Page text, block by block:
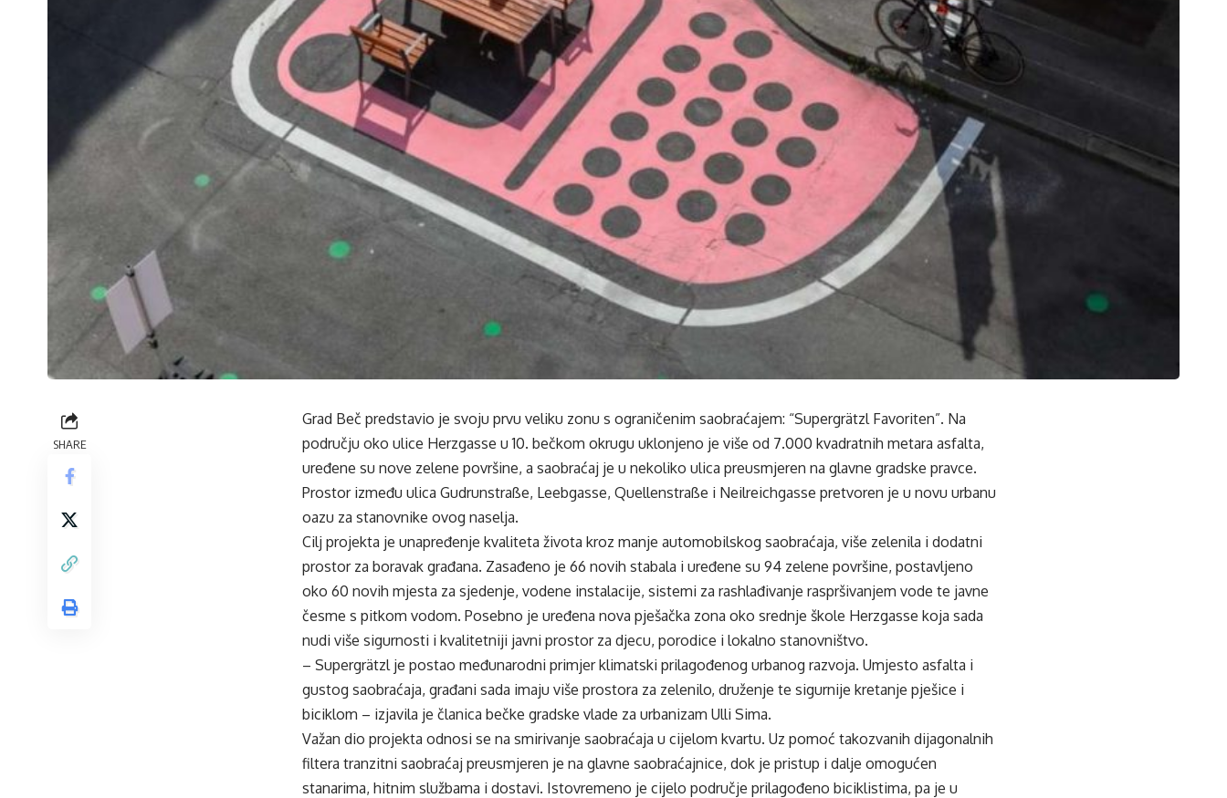
SHARE
Grad Beč predstavio je svoju prvu veliku zonu s ograničenim saobraćajem: “Supergrätzl Favoriten”. Na
području oko ulice Herzgasse u 10. bečkom okrugu uklonjeno je više od 7.000 kvadratnih metara asfalta,
uređene su nove zelene površine, a saobraćaj je u nekoliko ulica preusmjeren na glavne gradske pravce.
Prostor između ulica Gudrunstraße, Leebgasse, Quellenstraße i Neilreichgasse pretvoren je u novu urbanu
oazu za stanovnike ovog naselja.
Cilj projekta je unapređenje kvaliteta života kroz manje automobilskog saobraćaja, više zelenila i dodatni
prostor za boravak građana. Zasađeno je 66 novih stabala i uređene su 94 zelene površine, postavljeno
oko 60 novih mjesta za sjedenje, vodene instalacije, sistemi za rashlađivanje raspršivanjem vode te javne
česme s pitkom vodom. Posebno je uređena nova pješačka zona oko srednje škole Herzgasse koja sada
nudi više sigurnosti i kvalitetniji javni prostor za djecu, porodice i lokalno stanovništvo.
– Supergrätzl je postao međunarodni primjer klimatski prilagođenog urbanog razvoja. Umjesto asfalta i
gustog saobraćaja, građani sada imaju više prostora za zelenilo, druženje te sigurnije kretanje pješice i
biciklom – izjavila je članica bečke gradske vlade za urbanizam Ulli Sima.
Važan dio projekta odnosi se na smirivanje saobraćaja u cijelom kvartu. Uz pomoć takozvanih dijagonalnih
filtera tranzitni saobraćaj preusmjeren je na glavne saobraćajnice, dok je pristup i dalje omogućen
stanarima, hitnim službama i dostavi. Istovremeno je cijelo područje prilagođeno biciklistima, pa je u